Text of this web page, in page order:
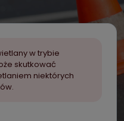
w trybie
skutkować
niektórych